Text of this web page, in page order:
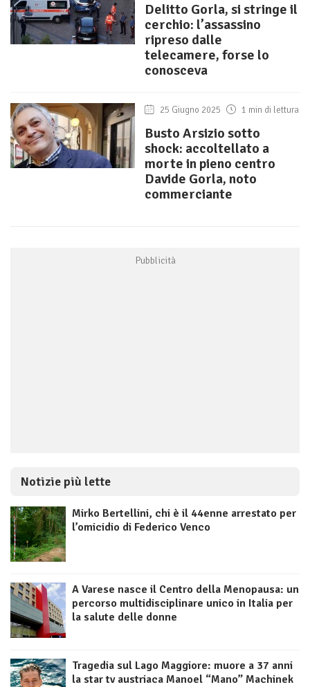
Delitto Gorla, si stringe il
cerchio: l’assassino
ripreso dalle
telecamere, forse lo
conosceva
25 Giugno 2025 1 min di lettura
Busto Arsizio sotto
shock: accoltellato a
morte in pieno centro
Davide Gorla, noto
commerciante
Notizie più lette
Mirko Bertellini, chi è il 44enne arrestato per
l’omicidio di Federico Venco
A Varese nasce il Centro della Menopausa: un
percorso multidisciplinare unico in Italia per
la salute delle donne
Tragedia sul Lago Maggiore: muore a 37 anni
la star tv austriaca Manoel “Mano” Machinek